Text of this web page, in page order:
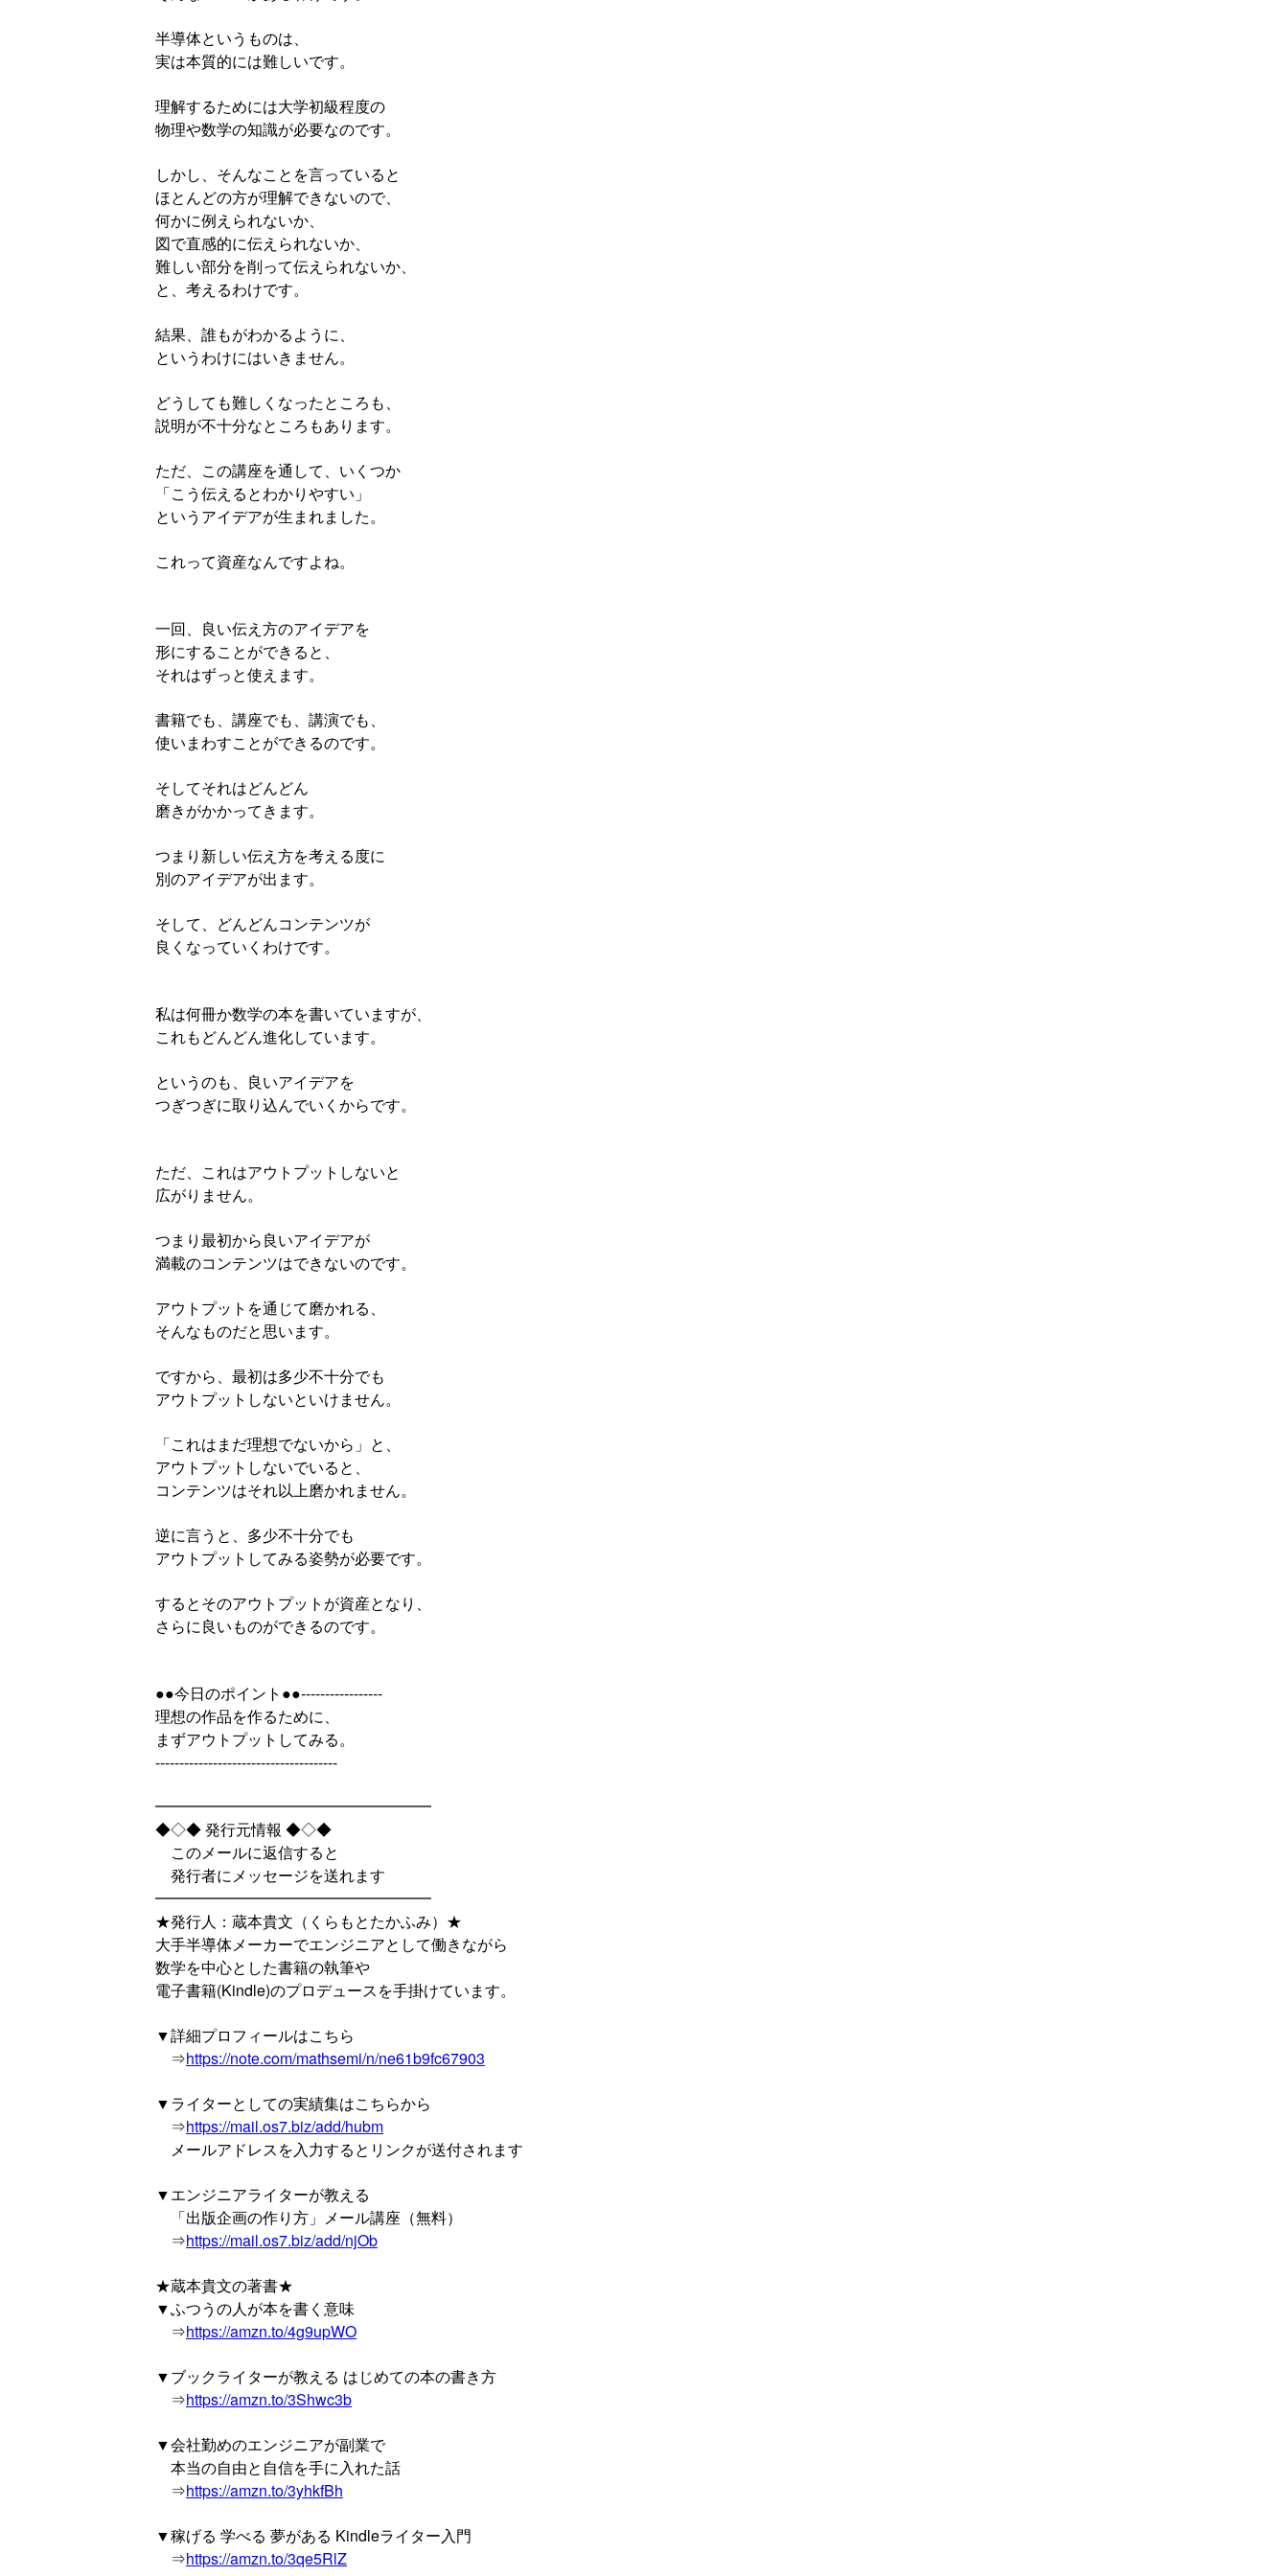
半導体というものは、
実は本質的には難しいです。
理解するためには大学初級程度の
物理や数学の知識が必要なのです。
しかし、そんなことを言っていると
ほとんどの方が理解できないので、
何かに例えられないか、
図で直感的に伝えられないか、
難しい部分を削って伝えられないか、
と、考えるわけです。
結果、誰もがわかるように、
というわけにはいきません。
どうしても難しくなったところも、
説明が不十分なところもあります。
ただ、この講座を通して、いくつか
「こう伝えるとわかりやすい」
というアイデアが生まれました。
これって資産なんですよね。
一回、良い伝え方のアイデアを
形にすることができると、
それはずっと使えます。
書籍でも、講座でも、講演でも、
使いまわすことができるのです。
そしてそれはどんどん
磨きがかかってきます。
つまり新しい伝え方を考える度に
別のアイデアが出ます。
そして、どんどんコンテンツが
良くなっていくわけです。
私は何冊か数学の本を書いていますが、
これもどんどん進化しています。
というのも、良いアイデアを
つぎつぎに取り込んでいくからです。
ただ、これはアウトプットしないと
広がりません。
つまり最初から良いアイデアが
満載のコンテンツはできないのです。
アウトプットを通じて磨かれる、
そんなものだと思います。
ですから、最初は多少不十分でも
アウトプットしないといけません。
「これはまだ理想でないから」と、
アウトプットしないでいると、
コンテンツはそれ以上磨かれません。
逆に言うと、多少不十分でも
アウトプットしてみる姿勢が必要です。
するとそのアウトプットが資産となり、
さらに良いものができるのです。
●●今日のポイント●●-----------------
理想の作品を作るために、
まずアウトプットしてみる。
--------------------------------------
━━━━━━━━━━━━━━━━━━
◆◇◆ 発行元情報 ◆◇◆
このメールに返信すると
発行者にメッセージを送れます
━━━━━━━━━━━━━━━━━━
★発行人：蔵本貴文（くらもとたかふみ）★
大手半導体メーカーでエンジニアとして働きながら
数学を中心とした書籍の執筆や
電子書籍(Kindle)のプロデュースを手掛けています。
▼詳細プロフィールはこちら
⇒https://note.com/mathsemi/n/ne61b9fc67903
▼ライターとしての実績集はこちらから
⇒https://mail.os7.biz/add/hubm
メールアドレスを入力するとリンクが送付されます
▼エンジニアライターが教える
「出版企画の作り方」メール講座（無料）
⇒https://mail.os7.biz/add/njOb
★蔵本貴文の著書★
▼ふつうの人が本を書く意味
⇒https://amzn.to/4g9upWO
▼ブックライターが教える はじめての本の書き方
⇒https://amzn.to/3Shwc3b
▼会社勤めのエンジニアが副業で
本当の自由と自信を手に入れた話
⇒https://amzn.to/3yhkfBh
▼稼げる 学べる 夢がある Kindleライター入門
⇒https://amzn.to/3qe5RlZ